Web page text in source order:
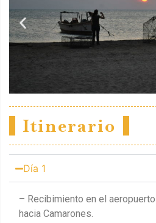
Itinerario
Día 1
– Recibimiento en el
hacia Camarones.